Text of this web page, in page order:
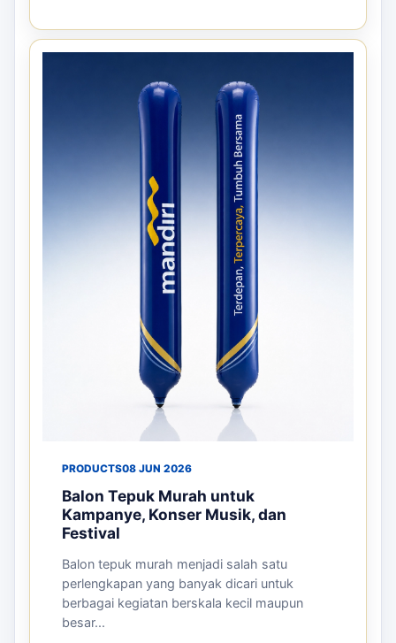
PRODUCTS08 JUN 2026
Balon Tepuk Murah untuk
Kampanye, Konser Musik, dan
Festival
Balon tepuk murah menjadi salah satu
perlengkapan yang banyak dicari untuk
berbagai kegiatan berskala kecil maupun
besar...